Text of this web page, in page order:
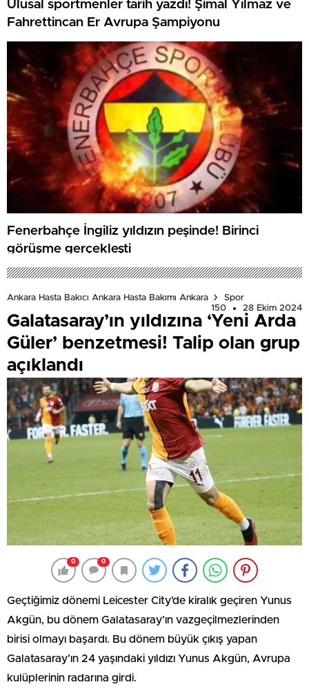
Ulusal sportmenler tarih yazdı! Şimal Yılmaz ve
Fahrettincan Er Avrupa Şampiyonu
Fenerbahçe İngiliz yıldızın peşinde! Birinci
görüşme gerçekleşti
Ankara Hasta Bakıcı Ankara Hasta Bakımı Ankara
Spor
150
28 Ekim 2024
Galatasaray’ın yıldızına ‘Yeni Arda
Güler’ benzetmesi! Talip olan grup
açıklandı
0 0
Geçtiğimiz dönemi Leicester City’de kiralık geçiren Yunus
Akgün, bu dönem Galatasaray’ın vazgeçilmezlerinden
birisi olmayı başardı. Bu dönem büyük çıkış yapan
Galatasaray’ın 24 yaşındaki yıldızı Yunus Akgün, Avrupa
kulüplerinin radarına girdi.